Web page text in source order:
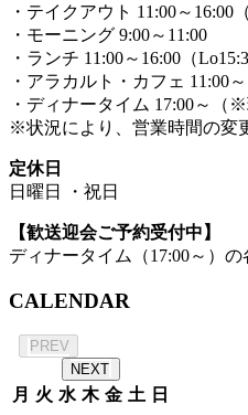
・テイクアウト 11:00～16:00
・モーニング 9:00～11:00
・ランチ 11:00～16:00（
・アラカルト・カフェ 11:00～
・ディナータイム 17:00～（
※状況により、営業時間の変
定休日
日曜日 ・祝日
【歓送迎会ご予約受付中】
ディナータイム（17:00～）
CALENDAR
PREV
NEXT
月 火 水 木 金 土 日